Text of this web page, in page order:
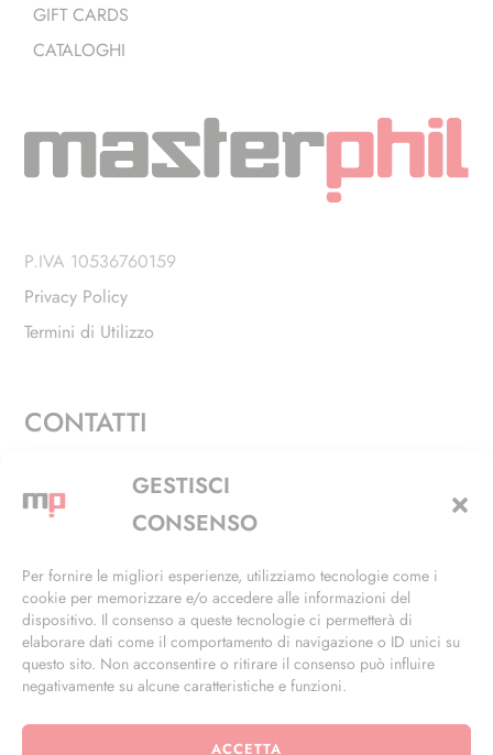
GESTISCI
CONSENSO
Per fornire le migliori esperienze, utilizziamo tecnologie come i
cookie per memorizzare e/o accedere alle informazioni del
dispositivo. Il consenso a queste tecnologie ci permetterà di
elaborare dati come il comportamento di navigazione o ID unici su
questo sito. Non acconsentire o ritirare il consenso può influire
negativamente su alcune caratteristiche e funzioni.
ACCETTA
GIFT CARDS
CATALOGHI
P.IVA 10536760159
Privacy Policy
Termini di Utilizzo
CONTATTI
Via Alfieri, 27 - Trezzano Sul Naviglio (MI)
+39 02 4846 3155
info@masterphil.it